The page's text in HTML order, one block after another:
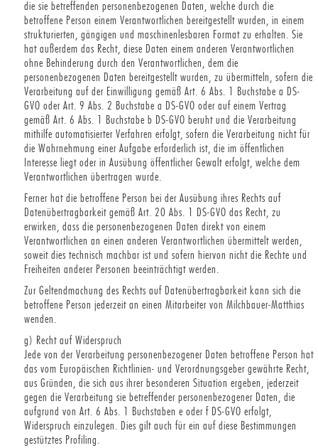
die sie betreffenden personenbezogenen Daten, welche durch die
betroffene Person einem Verantwortlichen bereitgestellt wurden, in einem
strukturierten, gängigen und maschinenlesbaren Format zu erhalten. Sie
hat außerdem das Recht, diese Daten einem anderen Verantwortlichen
ohne Behinderung durch den Verantwortlichen, dem die
personenbezogenen Daten bereitgestellt wurden, zu übermitteln, sofern die
Verarbeitung auf der Einwilligung gemäß Art. 6 Abs. 1 Buchstabe a DS-
GVO oder Art. 9 Abs. 2 Buchstabe a DS-GVO oder auf einem Vertrag
gemäß Art. 6 Abs. 1 Buchstabe b DS-GVO beruht und die Verarbeitung
mithilfe automatisierter Verfahren erfolgt, sofern die Verarbeitung nicht für
die Wahrnehmung einer Aufgabe erforderlich ist, die im öffentlichen
Interesse liegt oder in Ausübung öffentlicher Gewalt erfolgt, welche dem
Verantwortlichen übertragen wurde.
Ferner hat die betroffene Person bei der Ausübung ihres Rechts auf
Datenübertragbarkeit gemäß Art. 20 Abs. 1 DS-GVO das Recht, zu
erwirken, dass die personenbezogenen Daten direkt von einem
Verantwortlichen an einen anderen Verantwortlichen übermittelt werden,
soweit dies technisch machbar ist und sofern hiervon nicht die Rechte und
Freiheiten anderer Personen beeinträchtigt werden.
Zur Geltendmachung des Rechts auf Datenübertragbarkeit kann sich die
betroffene Person jederzeit an einen Mitarbeiter von Milchbauer-Matthias
wenden.
g) Recht auf Widerspruch
Jede von der Verarbeitung personenbezogener Daten betroffene Person hat
das vom Europäischen Richtlinien- und Verordnungsgeber gewährte Recht,
aus Gründen, die sich aus ihrer besonderen Situation ergeben, jederzeit
gegen die Verarbeitung sie betreffender personenbezogener Daten, die
aufgrund von Art. 6 Abs. 1 Buchstaben e oder f DS-GVO erfolgt,
Widerspruch einzulegen. Dies gilt auch für ein auf diese Bestimmungen
gestütztes Profiling.